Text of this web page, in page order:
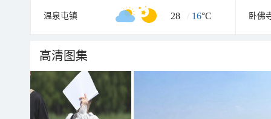
温泉屯镇 28 / 16°C 卧佛
高清图集